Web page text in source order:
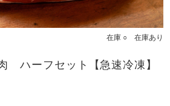
在庫 ○ 在庫あり
ハーフセット【急速冷凍】